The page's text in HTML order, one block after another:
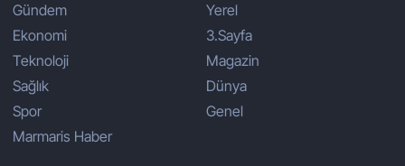
Gündem
Ekonomi
Teknoloji
Sağlık
Spor
Marmaris Haber
Yerel
3.Sayfa
Magazin
Dünya
Genel